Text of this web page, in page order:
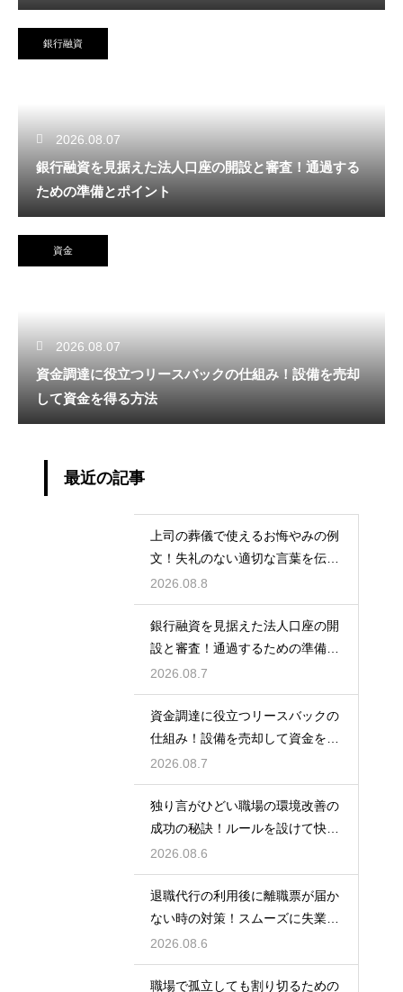
銀行融資
2026.08.07
銀行融資を見据えた法人口座の開設と審査！通過する
ための準備とポイント
資金
2026.08.07
資金調達に役立つリースバックの仕組み！設備を売却
して資金を得る方法
最近の記事
上司の葬儀で使えるお悔やみの例
文！失礼のない適切な言葉を伝え
る例文
2026.08.8
銀行融資を見据えた法人口座の開
設と審査！通過するための準備と
ポイント
2026.08.7
資金調達に役立つリースバックの
仕組み！設備を売却して資金を得
る方法
2026.08.7
独り言がひどい職場の環境改善の
成功の秘訣！ルールを設けて快適
な空間を作る
2026.08.6
退職代行の利用後に離職票が届か
ない時の対策！スムーズに失業保
険をもらう
2026.08.6
職場で孤立しても割り切るための